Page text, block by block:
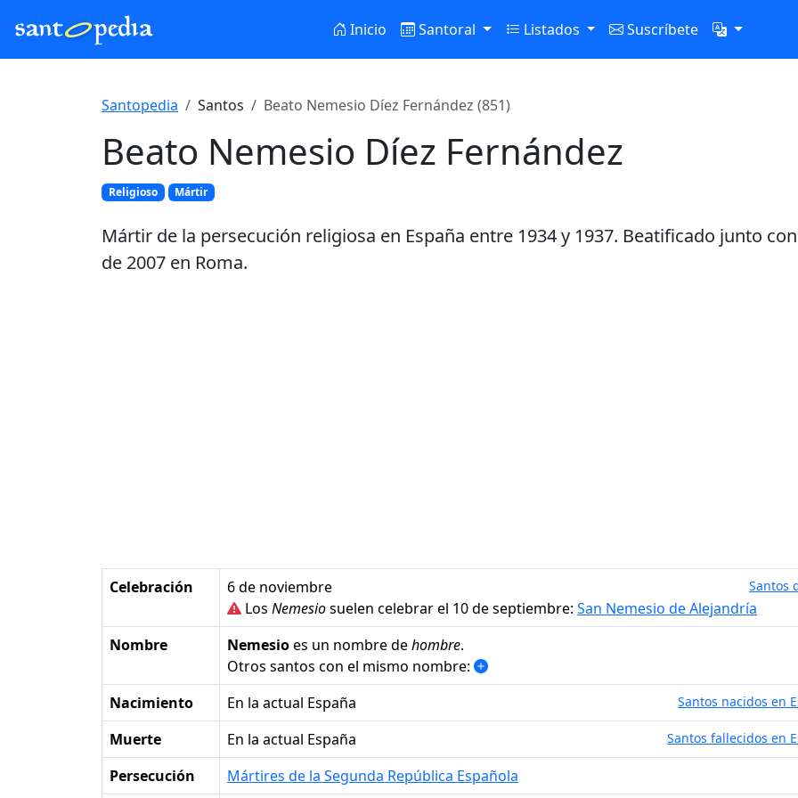
Inicio Santoral Listados Suscríbete
Santopedia Santos Beato Nemesio Díez Fernández (851)
Beato Nemesio Díez Fernández
Religioso Mártir
Mártir de la persecución religiosa en España entre 1934 y 1937. Beatificado junto
de 2007 en Roma.
Celebración 6 de noviembre Santos
Los Nemesiosuelen celebrar el 10 de septiembre: San Nemesio de Alejandría
Nombre
Nemesioes un nombre dehombre.
Otros santos con el mismo nombre:
Nacimiento
en la actual España Santos nacidos en
Muerte en la actual España Santos fallecidos en
Persecución Mártires de la Segunda República Española